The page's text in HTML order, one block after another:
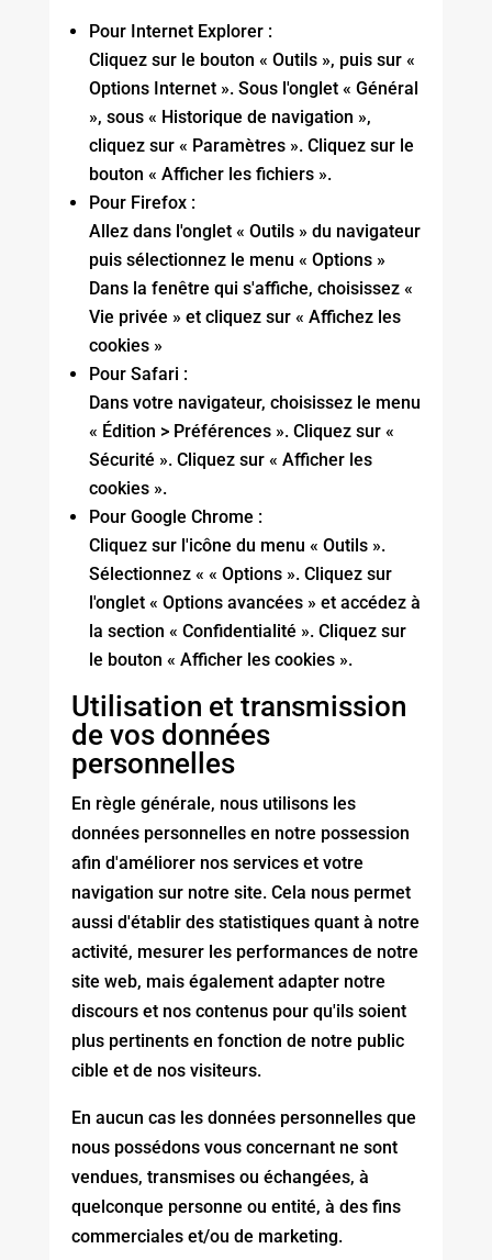
Pour Internet Explorer :
Cliquez sur le bouton « Outils », puis sur «
Options Internet ». Sous l'onglet « Général
», sous « Historique de navigation »,
cliquez sur « Paramètres ». Cliquez sur le
bouton « Afficher les fichiers ».
Pour Firefox :
Allez dans l'onglet « Outils » du navigateur
puis sélectionnez le menu « Options »
Dans la fenêtre qui s'affiche, choisissez «
Vie privée » et cliquez sur « Affichez les
cookies »
Pour Safari :
Dans votre navigateur, choisissez le menu
« Édition > Préférences ». Cliquez sur «
Sécurité ». Cliquez sur « Afficher les
cookies ».
Pour Google Chrome :
Cliquez sur l'icône du menu « Outils ».
Sélectionnez « « Options ». Cliquez sur
l'onglet « Options avancées » et accédez à
la section « Confidentialité ». Cliquez sur
le bouton « Afficher les cookies ».
Utilisation et transmission
de vos données
personnelles
En règle générale, nous utilisons les
données personnelles en notre possession
afin d'améliorer nos services et votre
navigation sur notre site. Cela nous permet
aussi d'établir des statistiques quant à notre
activité, mesurer les performances de notre
site web, mais également adapter notre
discours et nos contenus pour qu'ils soient
plus pertinents en fonction de notre public
cible et de nos visiteurs.
En aucun cas les données personnelles que
nous possédons vous concernant ne sont
vendues, transmises ou échangées, à
quelconque personne ou entité, à des fins
commerciales et/ou de marketing.